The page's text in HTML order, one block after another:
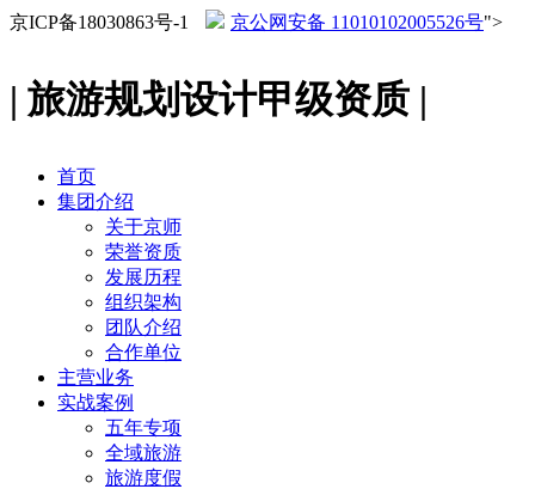
京ICP备18030863号-1 京公网安备 11010102005526号">
| 旅游规划设计甲级资质 |
首页
集团介绍
关于京师
荣誉资质
发展历程
组织架构
团队介绍
合作单位
主营业务
实战案例
五年专项
全域旅游
旅游度假